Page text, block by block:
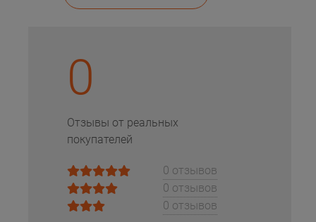
0
Отзывы от реальных
покупателей
0 отзывов
0 отзывов
0 отзывов